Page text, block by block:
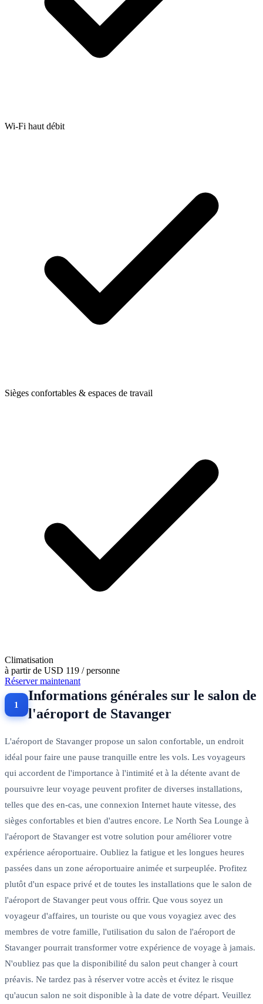
Wi-Fi haut débit
Sièges confortables & espaces de travail
Climatisation
à partir de USD 119 / personne
Réserver maintenant
Informations générales sur le salon de
l'aéroport de Stavanger
L'aéroport de Stavanger propose un salon confortable, un endroit
idéal pour faire une pause tranquille entre les vols. Les voyageurs
qui accordent de l'importance à l'intimité et à la détente avant de
poursuivre leur voyage peuvent profiter de diverses installations,
telles que des en-cas, une connexion Internet haute vitesse, des
sièges confortables et bien d'autres encore. Le North Sea Lounge à
l'aéroport de Stavanger est votre solution pour améliorer votre
expérience aéroportuaire. Oubliez la fatigue et les longues heures
passées dans un zone aéroportuaire animée et surpeuplée. Profitez
plutôt d'un espace privé et de toutes les installations que le salon de
l'aéroport de Stavanger peut vous offrir. Que vous soyez un
voyageur d'affaires, un touriste ou que vous voyagiez avec des
membres de votre famille, l'utilisation du salon de l'aéroport de
Stavanger pourrait transformer votre expérience de voyage à jamais.
N'oubliez pas que la disponibilité du salon peut changer à court
préavis. Ne tardez pas à réserver votre accès et évitez le risque
qu'aucun salon ne soit disponible à la date de votre départ. Veuillez